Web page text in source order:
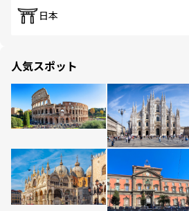
日本
人気スポット